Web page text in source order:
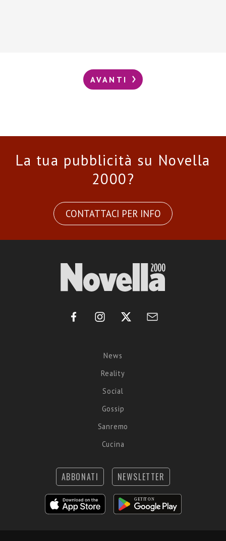
AVANTI
La tua pubblicità su Novella
2000?
CONTATTACI PER INFO
News
Reality
Social
Gossip
Sanremo
Cucina
ABBONATI NEWSLETTER